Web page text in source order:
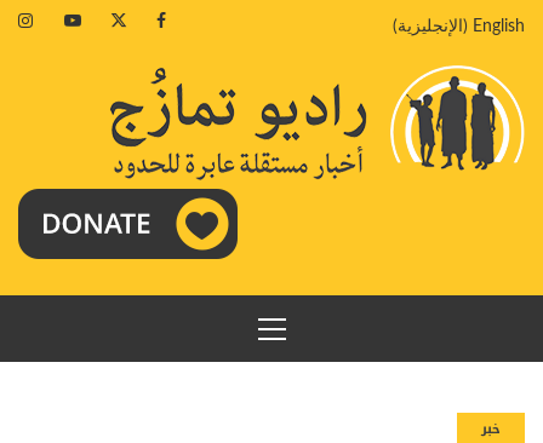
إلىEnglish
( الإنجليزية)
Facebook
Twitter
Youtube
القائمة
الرئيسية
خبر